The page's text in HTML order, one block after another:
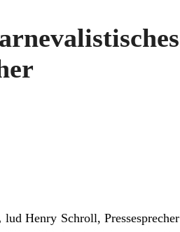
lud Henry Schroll, Pressesprecher